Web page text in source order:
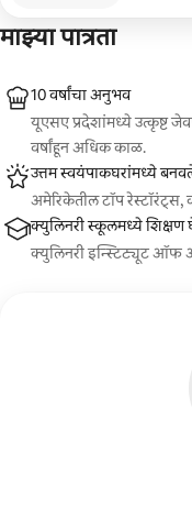
माझ्या पात्रता
10 वर्षांचा अनुभव
यूएसए प्रदेशांमध्ये उत्कृष्ट
वर्षांहून अधिक काळ.
उत्तम स्वयंपाकघरांमध्ये
अमेरिकेतील टॉप
क्युलिनरी स्कूलमध्ये शिक्षण
क्युलिनरी इन्स्टिट्यूट ऑफ